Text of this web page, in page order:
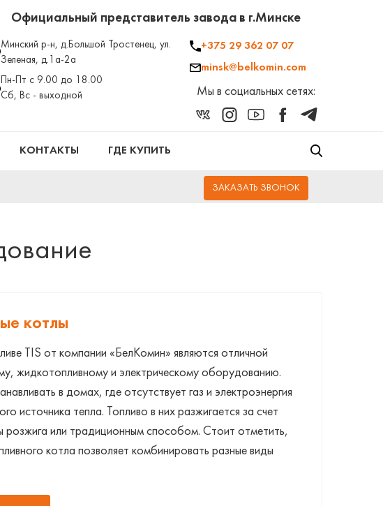
Официальный представитель завода в г.Минске
Минский р-н, д.Большой Тростенец, ул.
Зеленая, д.1а-2а
Пн-Пт с 9.00 до 18.00
Сб, Вс - выходной
+375 29 362 07 07
minsk@belkomin.com
Мы в социальных сетях:
КОНТАКТЫ ГДЕ КУПИТЬ
ЗАКАЗАТЬ ЗВОНОК
котлы
TIS от компании «БелКомин» являются отличной
жидкотопливному и электрическому оборудованию.
в домах, где отсутствует газ и электроэнергия
источника тепла. Топливо в них разжигается за счет
розжига или традиционным способом. Стоит отметить,
котла позволяет комбинировать разные виды